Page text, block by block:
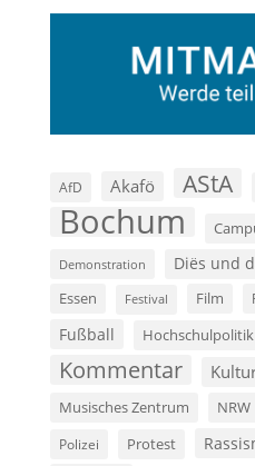
AfD Akafö AStA
Bochum
Demonstration Diës und
Essen Festival Film
Fußball Hochschulpolitik
Kommentar
Musisches Zentrum NRW
Polizei Protest